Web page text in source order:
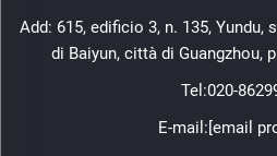
Add: 615, edificio 3, n. 135, Yundu,
di Baiyun, città di Guangzhou,
Tel:020-
E-mail:[email